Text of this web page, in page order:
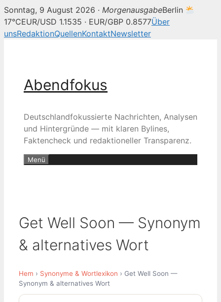
Sonntag, 9 August 2026 · MorgenausgabeBerlin
17°CEUR/USD 1.1535 · EUR/GBP 0.8577Über
unsRedaktionQuellenKontaktNewsletter
Abendfokus
Deutschlandfokussierte Nachrichten, Analysen
und Hintergründe — mit klaren Bylines,
Faktencheck und redaktioneller Transparenz.
Menü
Get Well Soon — Synonym
& alternatives Wort
Hem › Synonyme & Wortlexikon › Get Well Soon —
Synonym & alternatives Wort